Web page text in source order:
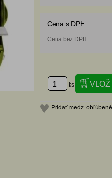
Cena s DPH:
Cena bez DPH
ks
Pridať medzi obľúbené